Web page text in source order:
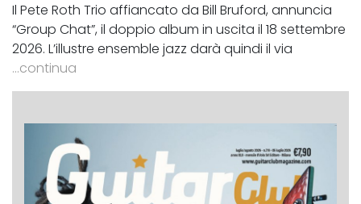
Il Pete Roth Trio affiancato da Bill Bruford, annuncia
“Group Chat”, il doppio album in uscita il 18 settembre
2026. L’illustre ensemble jazz darà quindi il via
...continua